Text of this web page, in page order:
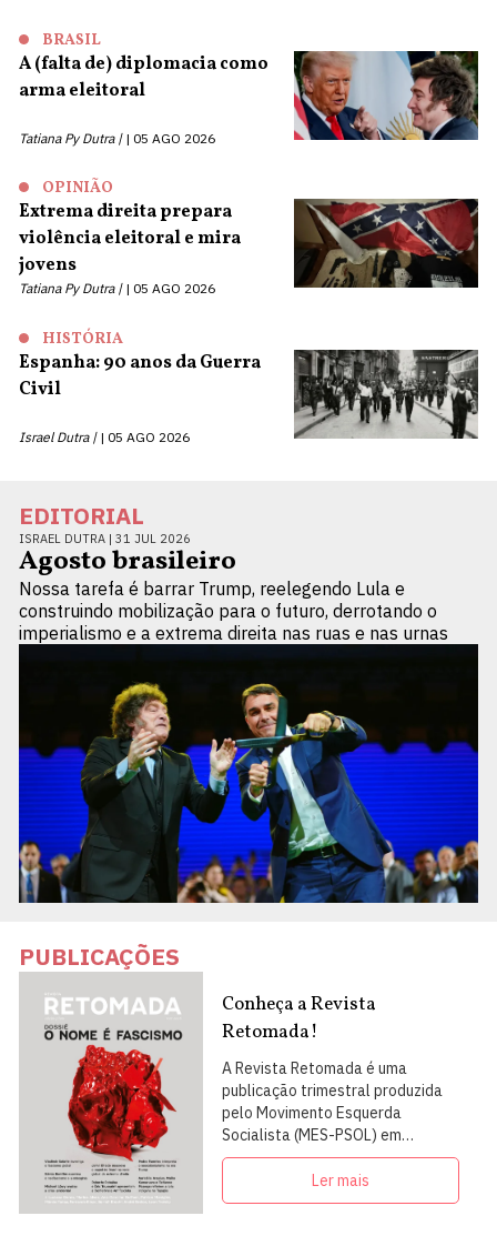
BRASIL
A (falta de) diplomacia como
arma eleitoral
Tatiana Py Dutra | 05 AGO 2026
OPINIÃO
Extrema direita prepara
violência eleitoral e mira
jovens
Tatiana Py Dutra | 05 AGO 2026
HISTÓRIA
Espanha: 90 anos da Guerra
Civil
Israel Dutra | 05 AGO 2026
EDITORIAL
ISRAEL DUTRA | 31 JUL 2026
Agosto brasileiro
Nossa tarefa é barrar Trump, reelegendo Lula e
construindo mobilização para o futuro, derrotando o
imperialismo e a extrema direita nas ruas e nas urnas
PUBLICAÇÕES
Conheça a Revista
Retomada!
A Revista Retomada é uma
publicação trimestral produzida
pelo Movimento Esquerda
Socialista (MES-PSOL) em
articulação com intelectuais,
militantes e artistas
Ler mais